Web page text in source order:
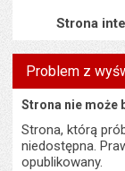
Strona
Problem z
Strona nie może
Strona, którą
niedostępna.
opublikowany.